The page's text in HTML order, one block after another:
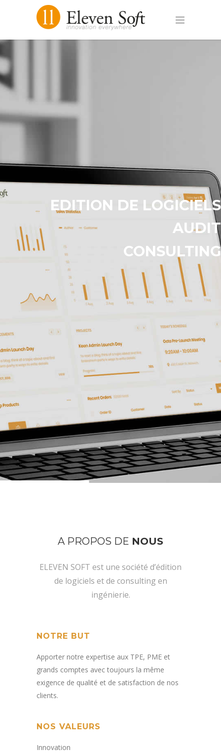
EDITION DE LOGICIELS
AUDIT
CONSULTING
A PROPOS DE NOUS
ELEVEN SOFT est une société d’édition
de logiciels et de consulting en
ingénierie.
NOTRE BUT
Apporter notre expertise aux TPE, PME et
grands comptes avec toujours la même
exigence de qualité et de satisfaction de nos
clients.
NOS VALEURS
Innovation